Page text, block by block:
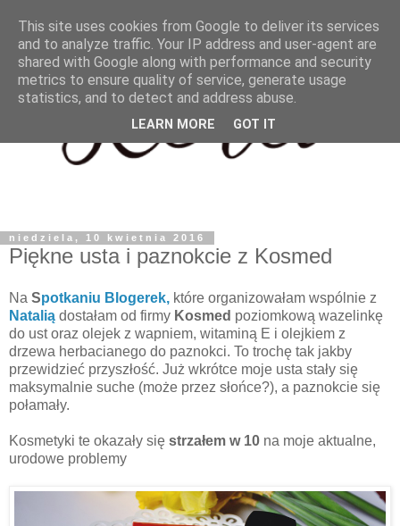
niedziela, 10 kwietnia 2016
Piękne usta i paznokcie z Kosmed
Na Spotkaniu Blogerek, które organizowałam wspólnie z
Natalią dostałam od firmy Kosmed poziomkową wazelinkę
do ust oraz olejek z wapniem, witaminą E i olejkiem z
drzewa herbacianego do paznokci. To trochę tak jakby
przewidzieć przyszłość. Już wkrótce moje usta stały się
maksymalnie suche (może przez słońce?), a paznokcie się
połamały.
Kosmetyki te okazały się strzałem w 10 na moje aktualne,
urodowe problemy
This site uses cookies from Google to deliver its services
and to analyze traffic. Your IP address and user-agent are
shared with Google along with performance and security
metrics to ensure quality of service, generate usage
statistics, and to detect and address abuse.
LEARN MORE GOT IT